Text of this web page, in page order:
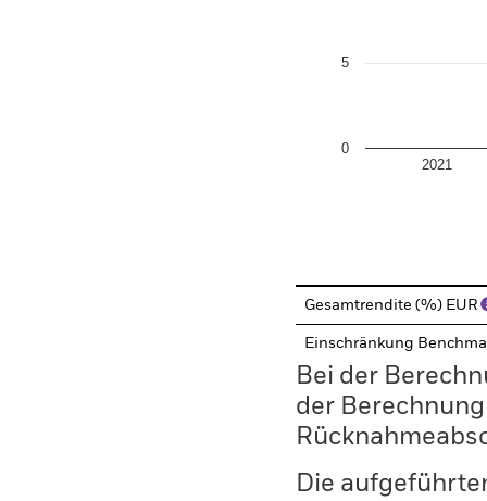
2021
0
5
Gesamtrendite (%) EUR
Einschränkung
Bei der
der
Die